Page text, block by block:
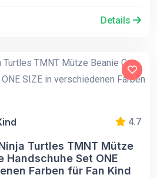
Details
4.7
Turtles TMNT Mütze
Handschuhe Set ONE
Farben für Fan Kind